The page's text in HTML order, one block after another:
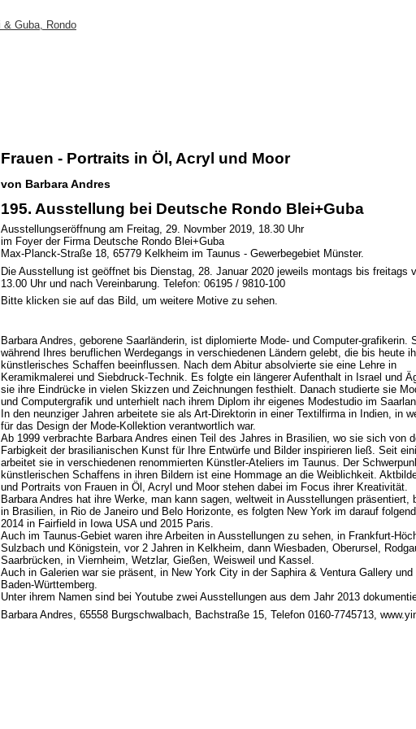
Frauen - Portraits in Öl, Acryl und Moor
von Barbara Andres
195. Ausstellung bei Deutsche Rondo Blei+Guba
Ausstellungseröffnung am Freitag, 29. Novmber 2019, 18.30 Uhr
im Foyer der Firma Deutsche Rondo Blei+Guba
Max-Planck-Straße 18, 65779 Kelkheim im Taunus - Gewerbegebiet Münster.
Die Ausstellung ist geöffnet bis Dienstag, 28. Januar 2020 jeweils montags bis freitags
13.00 Uhr und nach Vereinbarung. Telefon: 06195 / 9810-100
Bitte klicken sie auf das Bild, um weitere Motive zu sehen.
Barbara Andres, geborene Saarländerin, ist diplomierte Mode- und Computer-grafikerin.
während Ihres beruflichen Werdegangs in verschiedenen Ländern gelebt, die bis heute
künstlerisches Schaffen beeinflussen. Nach dem Abitur absolvierte sie eine Lehre in
Keramikmalerei und Siebdruck-Technik. Es folgte ein längerer Aufenthalt in Israel und
sie ihre Eindrücke in vielen Skizzen und Zeichnungen festhielt. Danach studierte sie
und Computergrafik und unterhielt nach ihrem Diplom ihr eigenes Modestudio im
In den neunziger Jahren arbeitete sie als Art-Direktorin in einer Textilfirma in Indien, in
für das Design der Mode-Kollektion verantwortlich war.
Ab 1999 verbrachte Barbara Andres einen Teil des Jahres in Brasilien, wo sie sich von
Farbigkeit der brasilianischen Kunst für Ihre Entwürfe und Bilder inspirieren ließ. Seit
arbeitet sie in verschiedenen renommierten Künstler-Ateliers im Taunus. Der
künstlerischen Schaffens in ihren Bildern ist eine Hommage an die Weiblichkeit.
und Portraits von Frauen in Öl, Acryl und Moor stehen dabei im Focus ihrer Kreativität.
Barbara Andres hat ihre Werke, man kann sagen, weltweit in Ausstellungen präsentiert,
in Brasilien, in Rio de Janeiro und Belo Horizonte, es folgten New York im darauf
2014 in Fairfield in Iowa USA und 2015 Paris.
Auch im Taunus-Gebiet waren ihre Arbeiten in Ausstellungen zu sehen, in Frankfurt-
Sulzbach und Königstein, vor 2 Jahren in Kelkheim, dann Wiesbaden, Oberursel,
Saarbrücken, in Viernheim, Wetzlar, Gießen, Weisweil und Kassel.
Auch in Galerien war sie präsent, in New York City in der Saphira & Ventura Gallery
Baden-Württemberg.
Unter ihrem Namen sind bei Youtube zwei Ausstellungen aus dem Jahr 2013
Barbara Andres, 65558 Burgschwalbach, Bachstraße 15, Telefon 0160-7745713,